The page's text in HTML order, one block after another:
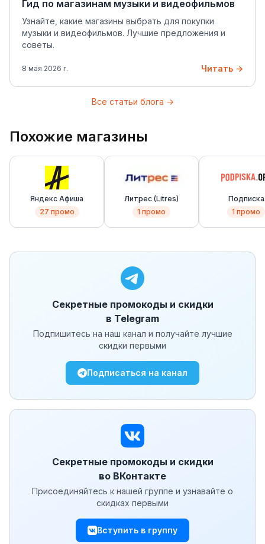
Гид по магазинам музыки и видеофильмов
Узнайте, какие магазины выбрать для покупки
музыки и видеофильмов. Лучшие предложения и
советы.
8 мая 2026 г. Читать →
Все статьи блога →
Похожие магазины
Яндекс Афиша
27 промо
Литрес (Litres)
1 промо
Подписка
(Podpiska)
1 промо
Секретные промокоды и скидки
в Telegram
Подпишитесь на наш канал и получайте лучшие
скидки первыми
Подписаться на канал
Секретные промокоды и скидки
во ВКонтакте
Присоединяйтесь к нашей группе и узнавайте о
скидках первыми
Вступить в группу